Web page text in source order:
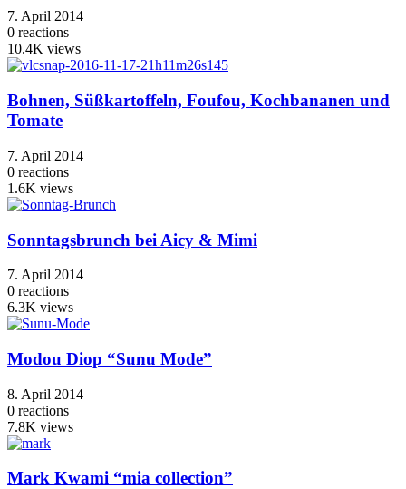
7. April 2014
0 reactions
10.4K views
Bohnen, Süßkartoffeln, Foufou, Kochbananen und
Tomate
7. April 2014
0 reactions
1.6K views
Sonntagsbrunch bei Aicy & Mimi
7. April 2014
0 reactions
6.3K views
Modou Diop “Sunu Mode”
8. April 2014
0 reactions
7.8K views
Mark Kwami “mia collection”